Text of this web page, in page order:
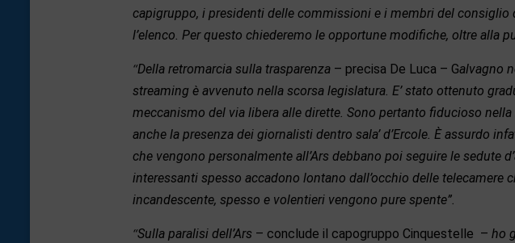
capigruppo, i presidenti delle commissioni e i membri del consiglio
l’elenco. Per questo chiederemo le opportune modifiche, oltre alla
“Della retromarcia sulla trasparenza – precisa De Luca – Galvagno
streaming è avvenuto nella scorsa legislatura. E’ stato ottenuto
meccanismo del via libera alle dirette. Sono pertanto fiducioso
anche la presenza dei giornalisti dentro sala’ d’Ercole. È assurdo
che vengono personalmente all’Ars debbano poi seguire le sedute
interessanti spesso accadono lontano dall’occhio delle telecamere
incandescente, spesso e volentieri vengono pure spente”.
“Sulla paralisi dell’Ars – conclude il capogruppo Cinquestelle – ho